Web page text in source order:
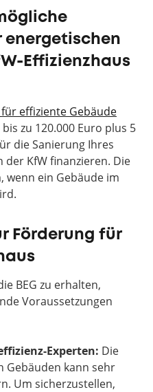
energetischen
Effizienzhaus
effiziente Gebäude
zu 120.000 Euro plus 5
die Sanierung Ihres
KfW finanzieren. Die
wenn ein Gebäude im
Förderung für
BEG zu erhalten,
Voraussetzungen
Experten: Die
Gebäuden kann sehr
Um sicherzustellen,